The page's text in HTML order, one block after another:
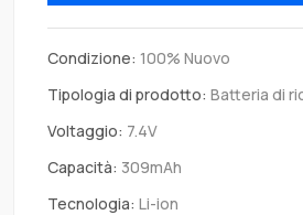
Condizione: 100% Nuovo
Tipologia di prodotto: Batteria di
Voltaggio: 7.4V
Capacità: 309mAh
Tecnologia: Li-ion